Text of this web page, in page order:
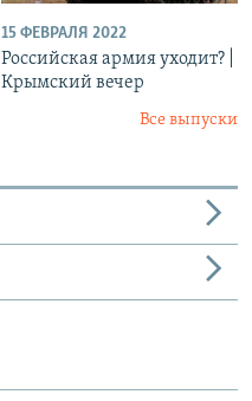
15 ФЕВРАЛЯ 2022
Российская армия уходит? |
Крымский вечер
Все выпуски